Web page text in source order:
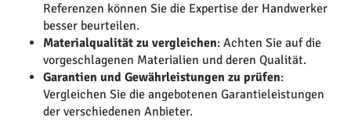
Referenzen können Sie die Expertise der Handwerker
besser beurteilen.
Materialqualität zu vergleichen: Achten Sie auf die
vorgeschlagenen Materialien und deren Qualität.
Garantien und Gewährleistungen zu prüfen:
Vergleichen Sie die angebotenen Garantieleistungen
der verschiedenen Anbieter.